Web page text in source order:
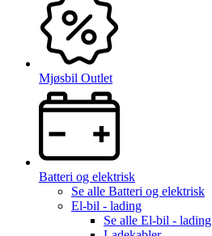
Mjøsbil Outlet
Batteri og elektrisk
Se alle Batteri og elektrisk
El-bil - lading
Se alle El-bil - lading